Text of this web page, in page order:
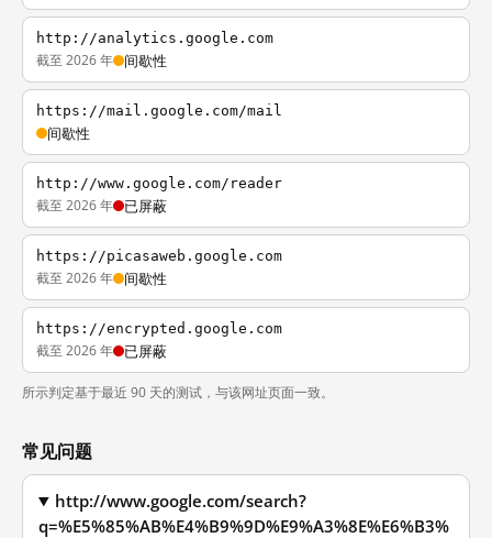
http://analytics.google.com
截至 2026 年 间歇性
https://mail.google.com/mail
间歇性
http://www.google.com/reader
截至 2026 年 已屏蔽
https://picasaweb.google.com
截至 2026 年 间歇性
https://encrypted.google.com
截至 2026 年 已屏蔽
所示判定基于最近 90 天的测试，与该网址页面一致。
常见问题
http://www.google.com/search?
q=%E5%85%AB%E4%B9%9D%E9%A3%8E%E6%B3%